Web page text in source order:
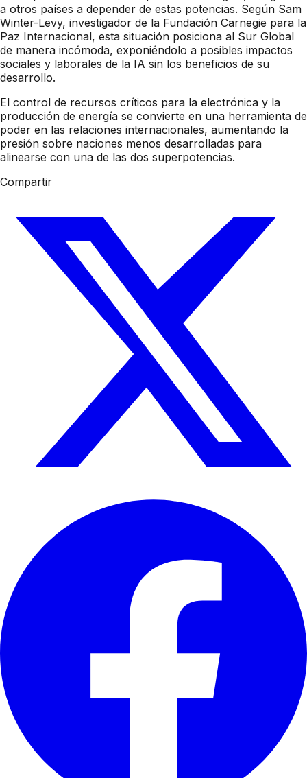
a otros países a depender de estas potencias. Según Sam
Winter-Levy, investigador de la Fundación Carnegie para la
Paz Internacional, esta situación posiciona al Sur Global
de manera incómoda, exponiéndolo a posibles impactos
sociales y laborales de la IA sin los beneficios de su
desarrollo.
El control de recursos críticos para la electrónica y la
producción de energía se convierte en una herramienta de
poder en las relaciones internacionales, aumentando la
presión sobre naciones menos desarrolladas para
alinearse con una de las dos superpotencias.
Compartir